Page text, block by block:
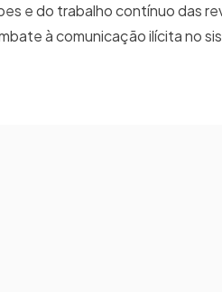
e do trabalho contínuo das
à comunicação ilícita no